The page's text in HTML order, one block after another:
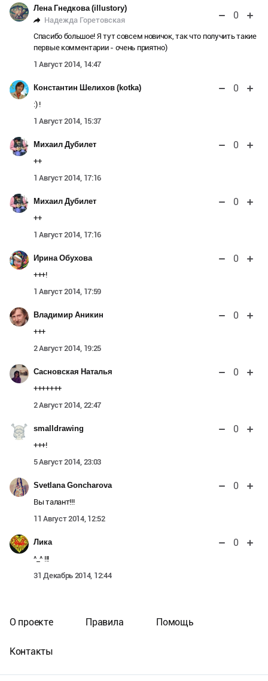
Лена Гнедкова (illustory)
Надежда Горетовская
0
Спасибо большое! Я тут совсем новичок, так что получить такие
первые комментарии - очень приятно)
1 Август 2014, 14:47
Константин Шелихов (kotka) 0
:) !
1 Август 2014, 15:37
Михаил Дубилет 0
++
1 Август 2014, 17:16
Михаил Дубилет 0
++
1 Август 2014, 17:16
Ирина Обухова 0
+++!
1 Август 2014, 17:59
Владимир Аникин 0
+++
2 Август 2014, 19:25
Сасновская Наталья 0
+++++++
2 Август 2014, 22:47
smalldrawing 0
+++!
5 Август 2014, 23:03
Svetlana Goncharova 0
Вы талант!!!
11 Август 2014, 12:52
Лика 0
^_^ !!!
31 Декабрь 2014, 12:44
О проекте Правила Помощь
Контакты